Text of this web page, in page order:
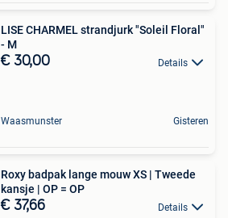
LISE CHARMEL strandjurk "Soleil Floral"
- M
€ 30,00 Details
Waasmunster Gisteren
Roxy badpak lange mouw XS | Tweede
kansje | OP = OP
€ 37,66 Details